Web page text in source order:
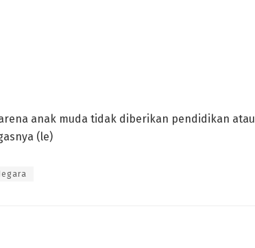
anak muda tidak diberikan pendidikan atau
(le)